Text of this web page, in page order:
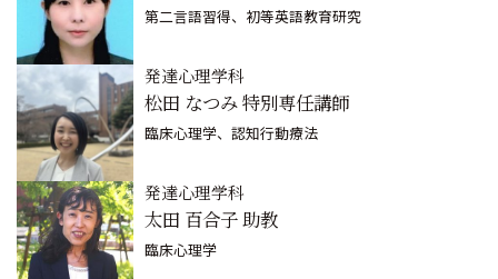
第二言語習得、初等英語教育研究
発達心理学科
松田 なつみ 特別専任講師
臨床心理学、認知行動療法
発達心理学科
太田 百合子 助教
臨床心理学